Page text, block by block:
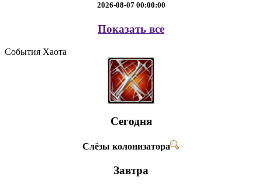
2026-08-07 00:00:00
Показать все
События Хаота
Сегодня
Слёзы колонизатора
Завтра